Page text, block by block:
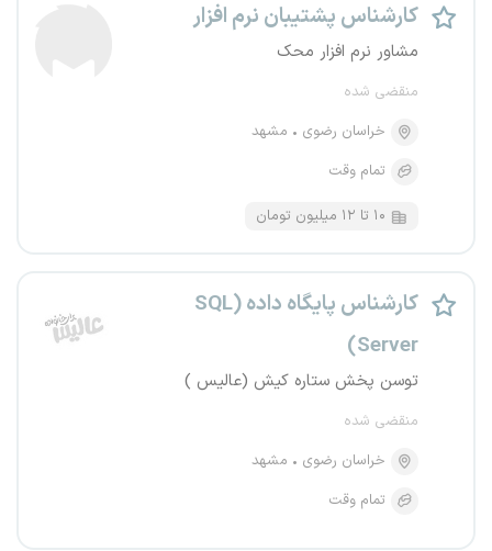
کارشناس پشتیبان نرم‌ افزار
مشاور نرم افزار محک
منقضی شده
خراسان رضوی
مشهد
تمام وقت
۱۰ تا ۱۲ میلیون تومان
کارشناس پایگاه داده (SQL
Server)
توسن پخش ستاره کیش (عالیس )
منقضی شده
خراسان رضوی
مشهد
تمام وقت